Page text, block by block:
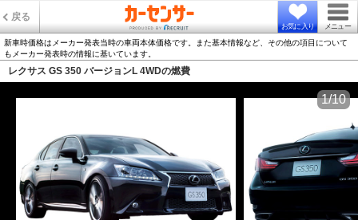
戻る
お気に入り メニュー
新車時価格はメーカー発表当時の車両本体価格です。また基本情報など、その他の項目について
もメーカー発表時の情報に基いています。
レクサス GS 350 バージョンL 4WDの燃費
1/10